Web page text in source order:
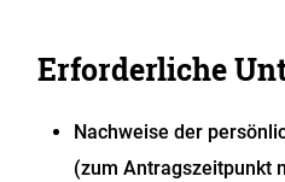
Erforderliche
Nachweise der
(zum Antragszeitpunkt